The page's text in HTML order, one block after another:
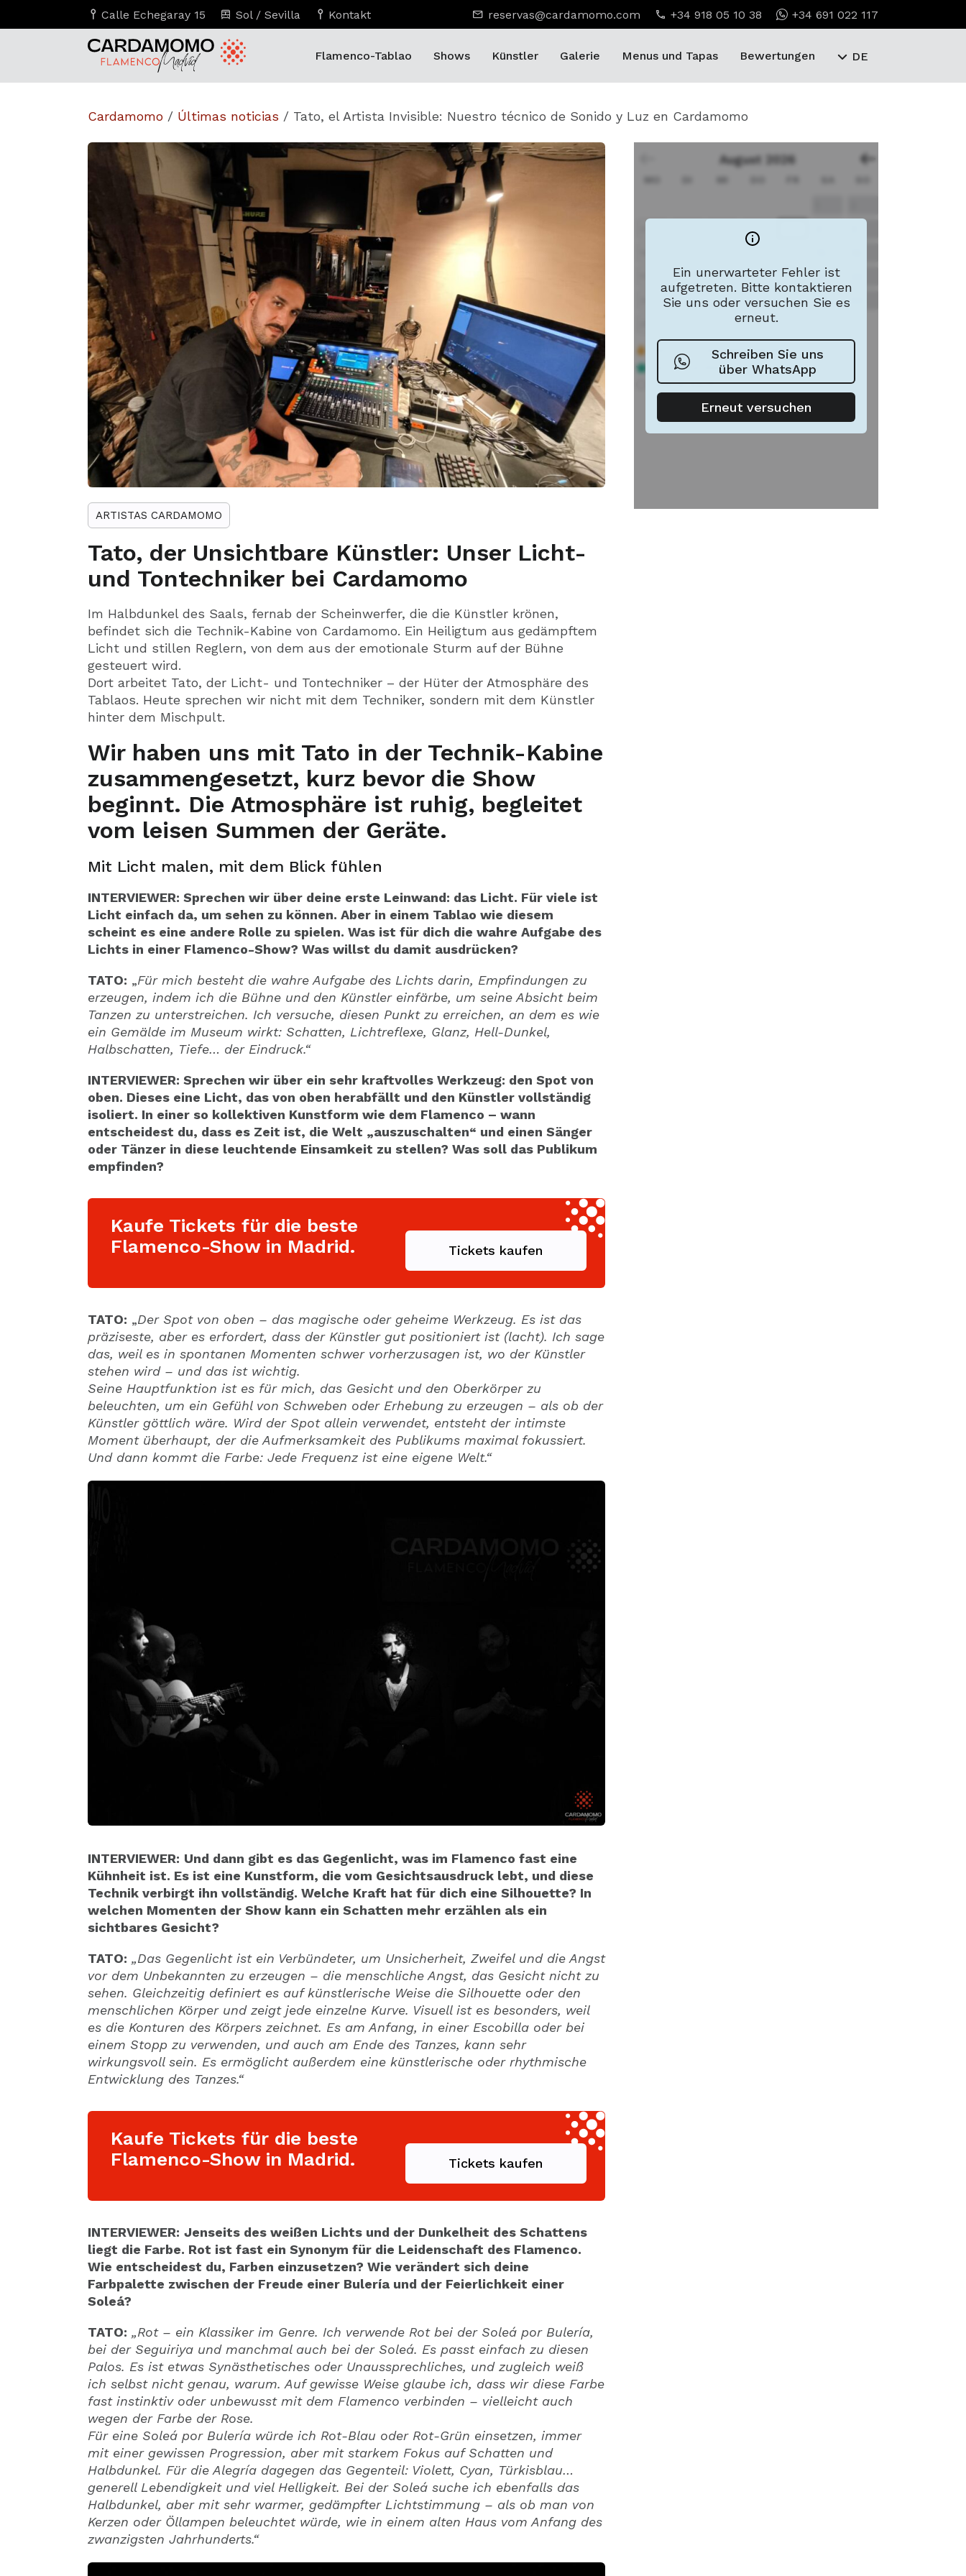
Calle Echegaray 15 Sol / Sevilla Kontakt reservas@cardamomo.com +34 918 05 10 38 +34 691 022 117
Flamenco-Tablao Shows Künstler Galerie Menus und Tapas Bewertungen DE
Cardamomo / Últimas noticias / Tato, el Artista Invisible: Nuestro técnico de Sonido y Luz en Cardamomo
ARTISTAS CARDAMOMO
Tato, der Unsichtbare Künstler: Unser Licht-
und Tontechniker bei Cardamomo
Im Halbdunkel des Saals, fernab der Scheinwerfer, die die Künstler krönen,
befindet sich die Technik-Kabine von Cardamomo. Ein Heiligtum aus gedämpftem
Licht und stillen Reglern, von dem aus der emotionale Sturm auf der Bühne
gesteuert wird.
Dort arbeitet Tato, der Licht- und Tontechniker – der Hüter der Atmosphäre des
Tablaos. Heute sprechen wir nicht mit dem Techniker, sondern mit dem Künstler
hinter dem Mischpult.
Wir haben uns mit Tato in der Technik-Kabine
zusammengesetzt, kurz bevor die Show
beginnt. Die Atmosphäre ist ruhig, begleitet
vom leisen Summen der Geräte.
Mit Licht malen, mit dem Blick fühlen
INTERVIEWER: Sprechen wir über deine erste Leinwand: das Licht. Für viele ist
Licht einfach da, um sehen zu können. Aber in einem Tablao wie diesem
scheint es eine andere Rolle zu spielen. Was ist für dich die wahre Aufgabe des
Lichts in einer Flamenco-Show? Was willst du damit ausdrücken?
TATO: „Für mich besteht die wahre Aufgabe des Lichts darin, Empfindungen zu
erzeugen, indem ich die Bühne und den Künstler einfärbe, um seine Absicht beim
Tanzen zu unterstreichen. Ich versuche, diesen Punkt zu erreichen, an dem es wie
ein Gemälde im Museum wirkt: Schatten, Lichtreflexe, Glanz, Hell-Dunkel,
Halbschatten, Tiefe… der Eindruck.“
INTERVIEWER: Sprechen wir über ein sehr kraftvolles Werkzeug: den Spot von
oben. Dieses eine Licht, das von oben herabfällt und den Künstler vollständig
isoliert. In einer so kollektiven Kunstform wie dem Flamenco – wann
entscheidest du, dass es Zeit ist, die Welt „auszuschalten“ und einen Sänger
oder Tänzer in diese leuchtende Einsamkeit zu stellen? Was soll das Publikum
empfinden?
Kaufe Tickets für die beste
Flamenco-Show in Madrid.
Tickets kaufen
TATO: „Der Spot von oben – das magische oder geheime Werkzeug. Es ist das
präziseste, aber es erfordert, dass der Künstler gut positioniert ist (lacht). Ich sage
das, weil es in spontanen Momenten schwer vorherzusagen ist, wo der Künstler
stehen wird – und das ist wichtig.
Seine Hauptfunktion ist es für mich, das Gesicht und den Oberkörper zu
beleuchten, um ein Gefühl von Schweben oder Erhebung zu erzeugen – als ob der
Künstler göttlich wäre. Wird der Spot allein verwendet, entsteht der intimste
Moment überhaupt, der die Aufmerksamkeit des Publikums maximal fokussiert.
Und dann kommt die Farbe: Jede Frequenz ist eine eigene Welt.“
INTERVIEWER: Und dann gibt es das Gegenlicht, was im Flamenco fast eine
Kühnheit ist. Es ist eine Kunstform, die vom Gesichtsausdruck lebt, und diese
Technik verbirgt ihn vollständig. Welche Kraft hat für dich eine Silhouette? In
welchen Momenten der Show kann ein Schatten mehr erzählen als ein
sichtbares Gesicht?
TATO: „Das Gegenlicht ist ein Verbündeter, um Unsicherheit, Zweifel und die Angst
vor dem Unbekannten zu erzeugen – die menschliche Angst, das Gesicht nicht zu
sehen. Gleichzeitig definiert es auf künstlerische Weise die Silhouette oder den
menschlichen Körper und zeigt jede einzelne Kurve. Visuell ist es besonders, weil
es die Konturen des Körpers zeichnet. Es am Anfang, in einer Escobilla oder bei
einem Stopp zu verwenden, und auch am Ende des Tanzes, kann sehr
wirkungsvoll sein. Es ermöglicht außerdem eine künstlerische oder rhythmische
Entwicklung des Tanzes.“
Kaufe Tickets für die beste
Flamenco-Show in Madrid.
Tickets kaufen
INTERVIEWER: Jenseits des weißen Lichts und der Dunkelheit des Schattens
liegt die Farbe. Rot ist fast ein Synonym für die Leidenschaft des Flamenco.
Wie entscheidest du, Farben einzusetzen? Wie verändert sich deine
Farbpalette zwischen der Freude einer Bulería und der Feierlichkeit einer
Soleá?
TATO: „Rot – ein Klassiker im Genre. Ich verwende Rot bei der Soleá por Bulería,
bei der Seguiriya und manchmal auch bei der Soleá. Es passt einfach zu diesen
Palos. Es ist etwas Synästhetisches oder Unaussprechliches, und zugleich weiß
ich selbst nicht genau, warum. Auf gewisse Weise glaube ich, dass wir diese Farbe
fast instinktiv oder unbewusst mit dem Flamenco verbinden – vielleicht auch
wegen der Farbe der Rose.
Für eine Soleá por Bulería würde ich Rot-Blau oder Rot-Grün einsetzen, immer
mit einer gewissen Progression, aber mit starkem Fokus auf Schatten und
Halbdunkel. Für die Alegría dagegen das Gegenteil: Violett, Cyan, Türkisblau…
generell Lebendigkeit und viel Helligkeit. Bei der Soleá suche ich ebenfalls das
Halbdunkel, aber mit sehr warmer, gedämpfter Lichtstimmung – als ob man von
Kerzen oder Öllampen beleuchtet würde, wie in einem alten Haus vom Anfang des
zwanzigsten Jahrhunderts.“